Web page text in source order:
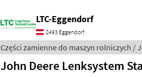
LTC-Eggendorf
2493 Eggendorf
Części zamienne do maszyn rolniczych /
John Deere Lenksystem